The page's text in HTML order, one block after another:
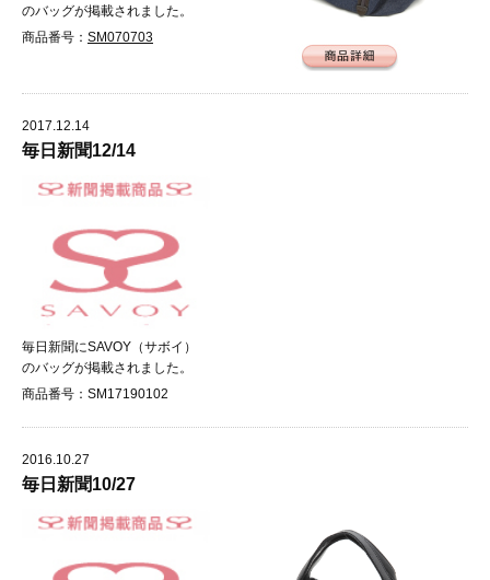
のバッグが掲載されました。
商品番号： SM070703
2017.12.14
毎日新聞12/14
毎日新聞にSAVOY（サボイ）
のバッグが掲載されました。
商品番号：SM17190102
2016.10.27
毎日新聞10/27